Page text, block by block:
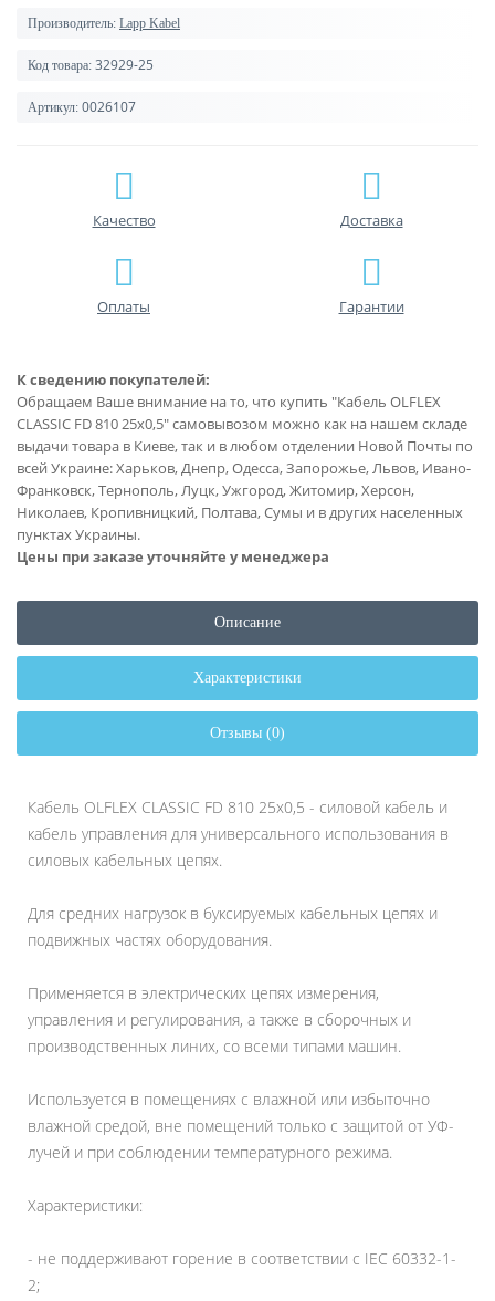
Производитель: Lapp Kabel
Код товара: 32929-25
Артикул: 0026107
Качество Доставка
Оплаты Гарантии
К сведению покупателей:
Обращаем Ваше внимание на то, что купить "Кабель OLFLEX
CLASSIC FD 810 25x0,5" самовывозом можно как на нашем складе
выдачи товара в Киеве, так и в любом отделении Новой Почты по
всей Украине: Харьков, Днепр, Одесса, Запорожье, Львов, Ивано-
Франковск, Тернополь, Луцк, Ужгород, Житомир, Херсон,
Николаев, Кропивницкий, Полтава, Сумы и в других населенных
пунктах Украины.
Цены при заказе уточняйте у менеджера
Описание
Характеристики
Отзывы (0)
Кабель OLFLEX CLASSIC FD 810 25x0,5 - силовой кабель и
кабель управления для универсального использования в
силовых кабельных цепях.
Для средних нагрузок в буксируемых кабельных цепях и
подвижных частях оборудования.
Применяется в электрических цепях измерения,
управления и регулирования, а также в сборочных и
производственных линих, со всеми типами машин.
Используется в помещениях с влажной или избыточно
влажной средой, вне помещений только с защитой от УФ-
лучей и при соблюдении температурного режима.
Характеристики:
- не поддерживают горение в соответствии с IEC 60332-1-
2;